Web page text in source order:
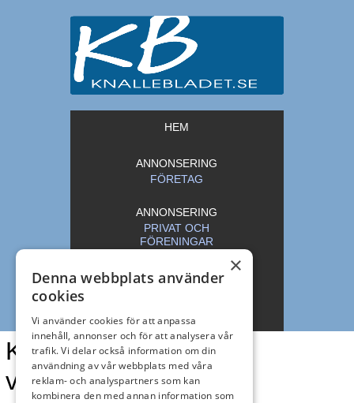
HEM
ANNONSERING
FÖRETAG
ANNONSERING
PRIVAT OCH
FÖRENINGAR
ARKIV
Knallebladet
vecka 10
×
Denna webbplats använder
cookies
Vi använder cookies för att anpassa
innehåll, annonser och för att analysera vår
trafik. Vi delar också information om din
användning av vår webbplats med våra
reklam- och analyspartners som kan
kombinera den med annan information som